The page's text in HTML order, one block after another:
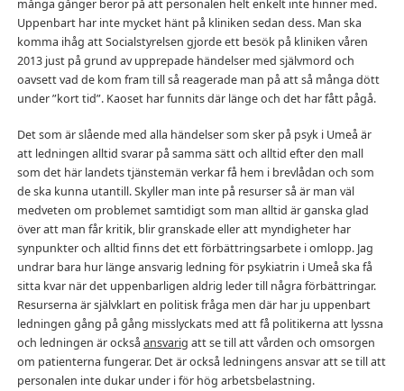
många gånger beror på att personalen helt enkelt inte hinner med.
Uppenbart har inte mycket hänt på kliniken sedan dess. Man ska
komma ihåg att Socialstyrelsen gjorde ett besök på kliniken våren
2013 just på grund av upprepade händelser med självmord och
oavsett vad de kom fram till så reagerade man på att så många dött
under ”kort tid”. Kaoset har funnits där länge och det har fått pågå.
Det som är slående med alla händelser som sker på psyk i Umeå är
att ledningen alltid svarar på samma sätt och alltid efter den mall
som det här landets tjänstemän verkar få hem i brevlådan och som
de ska kunna utantill. Skyller man inte på resurser så är man väl
medveten om problemet samtidigt som man alltid är ganska glad
över att man får kritik, blir granskade eller att myndigheter har
synpunkter och alltid finns det ett förbättringsarbete i omlopp. Jag
undrar bara hur länge ansvarig ledning för psykiatrin i Umeå ska få
sitta kvar när det uppenbarligen aldrig leder till några förbättringar.
Resurserna är självklart en politisk fråga men där har ju uppenbart
ledningen gång på gång misslyckats med att få politikerna att lyssna
och ledningen är också ansvarig att se till att vården och omsorgen
om patienterna fungerar. Det är också ledningens ansvar att se till att
personalen inte dukar under i för hög arbetsbelastning.